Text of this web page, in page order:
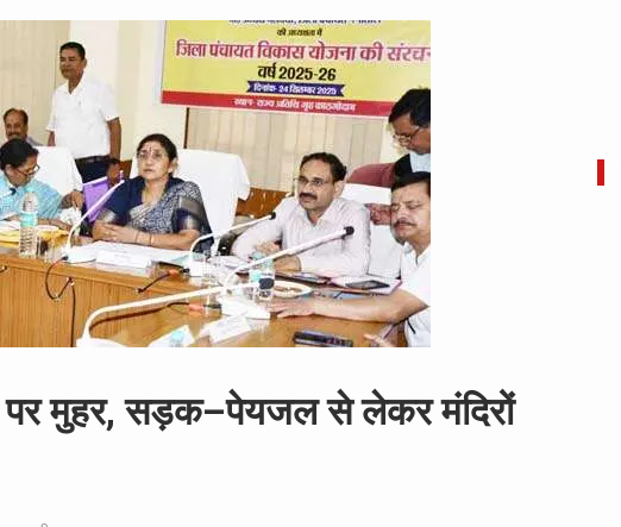
पर मुहर, सड़क–पेयजल से लेकर मंदिरों